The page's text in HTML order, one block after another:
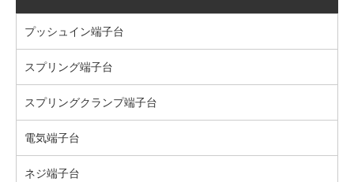
プッシュイン端​​子台
スプリング端子台
スプリングクランプ端子台
電気端子台
ネジ端子台